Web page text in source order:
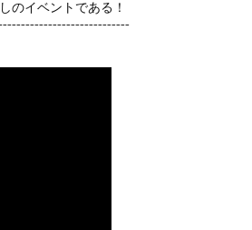
のイベントである！